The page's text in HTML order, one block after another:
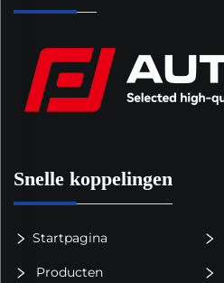
Snelle koppelingen
Startpagina
Producten